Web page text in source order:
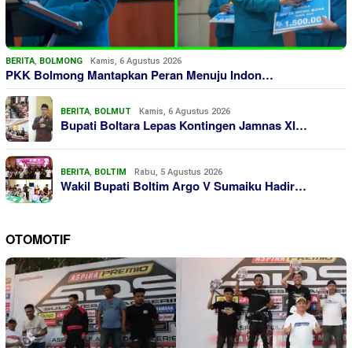
BERITA, BOLMONG Kamis, 6 Agustus 2026
PKK Bolmong Mantapkan Peran Menuju Indon…
BERITA, BOLMUT Kamis, 6 Agustus 2026
Bupati Boltara Lepas Kontingen Jamnas XI…
BERITA, BOLTIM Rabu, 5 Agustus 2026
Wakil Bupati Boltim Argo V Sumaiku Hadir…
OTOMOTIF